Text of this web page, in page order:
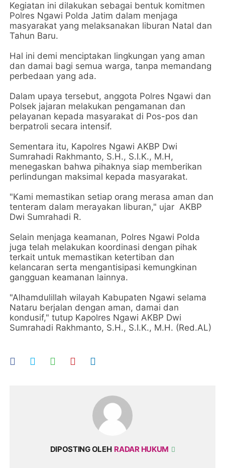
Kegiatan ini dilakukan sebagai bentuk komitmen
Polres Ngawi Polda Jatim dalam menjaga
masyarakat yang melaksanakan liburan Natal dan
Tahun Baru.
Hal ini demi menciptakan lingkungan yang aman
dan damai bagi semua warga, tanpa memandang
perbedaan yang ada.
Dalam upaya tersebut, anggota Polres Ngawi dan
Polsek jajaran melakukan pengamanan dan
pelayanan kepada masyarakat di Pos-pos dan
berpatroli secara intensif.
Sementara itu, Kapolres Ngawi AKBP Dwi
Sumrahadi Rakhmanto, S.H., S.I.K., M.H,
menegaskan bahwa pihaknya siap memberikan
perlindungan maksimal kepada masyarakat.
"Kami memastikan setiap orang merasa aman dan
tenteram dalam merayakan liburan," ujar AKBP
Dwi Sumrahadi R.
Selain menjaga keamanan, Polres Ngawi Polda
juga telah melakukan koordinasi dengan pihak
terkait untuk memastikan ketertiban dan
kelancaran serta mengantisipasi kemungkinan
gangguan keamanan lainnya.
"Alhamdulillah wilayah Kabupaten Ngawi selama
Nataru berjalan dengan aman, damai dan
kondusif," tutup Kapolres Ngawi AKBP Dwi
Sumrahadi Rakhmanto, S.H., S.I.K., M.H. (Red.AL)
DIPOSTING OLEH RADAR HUKUM